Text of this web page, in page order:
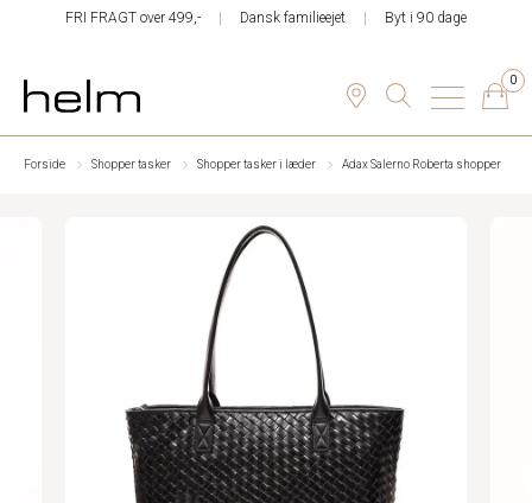
FRI FRAGT over 499,- Dansk familieejet Byt i 90 dage
0
Forside Shopper tasker Shopper tasker i læder Adax Salerno Roberta shopper